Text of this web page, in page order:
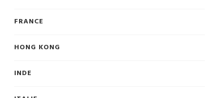
FRANCE
HONG KONG
INDE